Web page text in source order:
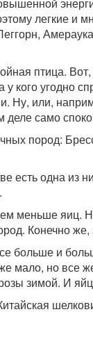
легкие и
птица.
кого угодно
Ну, или,
деле само
пород:
есть одна из
меньше яиц.
Конечно
больше и
мало, но все
зимой. И